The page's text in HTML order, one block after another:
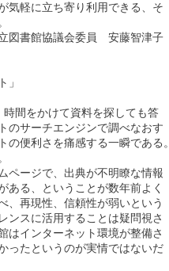
気軽に立ち寄り利用できる、そ
　安藤智津子
」
間をかけて資料を探しても答
のサーチエンジンで調べなおす
便利さを痛感する一瞬である。
ページで、出典が不明瞭な情報
ある、ということが数年前よく
、再現性、信頼性が弱いという
ンスに活用することは疑問視さ
はインターネット環境が整備さ
ったというのが実情ではないだ